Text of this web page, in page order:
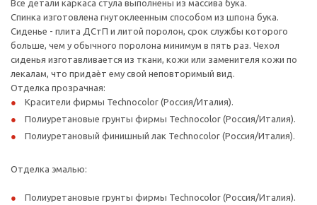
Все детали каркаса стула выполнены из массива бука.
Спинка изготовлена гнутоклеенным способом из шпона бука.
Сиденье - плита ДСтП и литой поролон, срок службы которого
больше, чем у обычного поролона минимум в пять раз. Чехол
сиденья изготавливается из ткани, кожи или заменителя кожи по
лекалам, что придаѐт ему свой неповторимый вид.
Отделка прозрачная:
Красители фирмы Technocolor (Россия/Италия).
Полиуретановые грунты фирмы Technocolor (Россия/Италия).
Полиуретановый финишный лак Technocolor (Россия/Италия).
Отделка эмалью:
Полиуретановые грунты фирмы Technocolor (Россия/Италия).